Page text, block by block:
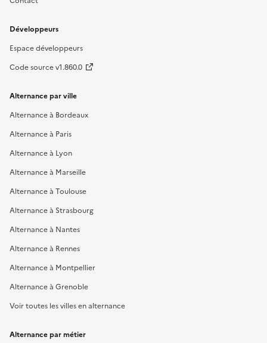
Développeurs
Espace développeurs
Code source v1.860.0
Alternance par ville
Alternance à Bordeaux
Alternance à Paris
Alternance à Lyon
Alternance à Marseille
Alternance à Toulouse
Alternance à Strasbourg
Alternance à Nantes
Alternance à Rennes
Alternance à Montpellier
Alternance à Grenoble
Voir toutes les villes en alternance
Alternance par métier